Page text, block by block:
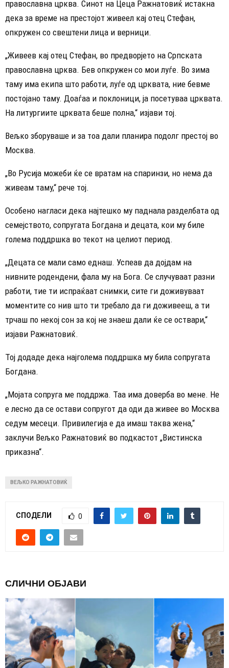
православна црква. Синот на Цеца Ражнатовиќ истакна
дека за време на престојот живеел кај отец Стефан,
опкружен со свештени лица и верници.
„Живеев кај отец Стефан, во предворјето на Српската
православна црква. Бев опкружен со мои луѓе. Во зима
таму има екипа што работи, луѓе од црквата, ние бевме
постојано таму. Доаѓаа и поклоници, ја посетуваа црквата.
На литургиите црквата беше полна,“ изјави тој.
Вељко зборуваше и за тоа дали планира подолг престој во
Москва.
„Во Русија можеби ќе се вратам на спаринзи, но нема да
живеам таму,“ рече тој.
Особено нагласи дека најтешко му паднала разделбата од
семејството, сопругата Богдана и децата, кои му биле
голема поддршка во текот на целиот период.
„Децата се мали само еднаш. Успеав да дојдам на
нивните родендени, фала му на Бога. Се случуваат разни
работи, тие ти испраќаат снимки, сите ги доживуваат
моментите со нив што ти требало да ги доживееш, а ти
трчаш по некој сон за кој не знаеш дали ќе се оствари,“
изјави Ражнатовиќ.
Тој додаде дека најголема поддршка му била сопругата
Богдана.
„Мојата сопруга ме поддржа. Таа има доверба во мене. Не
е лесно да се остави сопругот да оди да живее во Москва
седум месеци. Привилегија е да имаш таква жена,“
заклучи Вељко Ражнатовиќ во подкастот „Вистинска
приказна“.
ВЕЉКО РАЖНАТОВИЌ
СПОДЕЛИ 0
СЛИЧНИ ОБЈАВИ